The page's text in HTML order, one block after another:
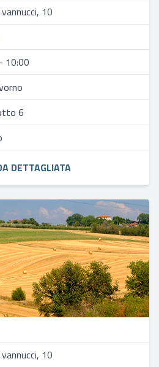
10
10:00
6
DETTAGLIATA
10